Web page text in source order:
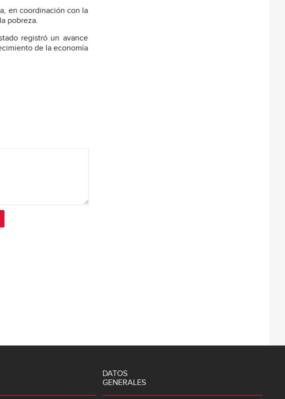
en coordinación con la
pobreza.
registró un avance
de la economía
DATOS
GENERALES